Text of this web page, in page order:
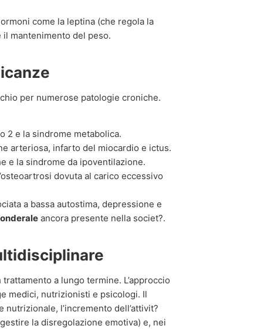
come la leptina (che regola la
mantenimento del peso.
per numerose patologie croniche.
2 e la sindrome metabolica.
arteriosa, infarto del miocardio e ictus.
e la sindrome da ipoventilazione.
dovuta al carico eccessivo
a bassa autostima, depressione e
ancora presente nella societ?.
a lungo termine. L’approccio
medici, nutrizionisti e psicologi. Il
l’incremento dell’attivit?
la disregolazione emotiva) e, nei